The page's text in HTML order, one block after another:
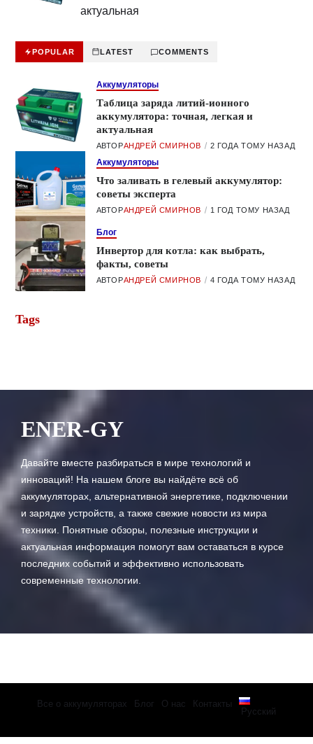
актуальная
POPULAR LATEST COMMENTS
Аккумуляторы
Таблица заряда литий-ионного
аккумулятора: точная, легкая и
актуальная
АВТОРАНДРЕЙ СМИРНОВ 2 ГОДА ТОМУ НАЗАД
Аккумуляторы
Что заливать в гелевый аккумулятор:
советы эксперта
АВТОРАНДРЕЙ СМИРНОВ 1 ГОД ТОМУ НАЗАД
Блог
Инвертор для котла: как выбрать,
факты, советы
АВТОРАНДРЕЙ СМИРНОВ 4 ГОДА ТОМУ НАЗАД
Tags
ENER-GY
Давайте вместе разбираться в мире технологий и
инноваций! На нашем блоге вы найдёте всё об
аккумуляторах, альтернативной энергетике, подключении
и зарядке устройств, а также свежие новости из мира
техники. Понятные обзоры, полезные инструкции и
актуальная информация помогут вам оставаться в курсе
последних событий и эффективно использовать
современные технологии.
Все о аккумуляторах Блог О нас Контакты
Русский